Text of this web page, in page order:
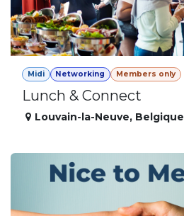
Midi Networking Members only
Lunch & Connect
Louvain-la-Neuve, Belgique